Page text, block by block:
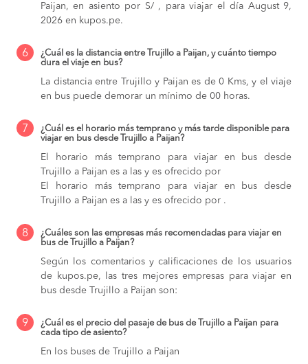
Paijan, en asiento por S/ , para viajar el día August 9,
2026 en kupos.pe.
6
¿Cuál es la distancia entre Trujillo a Paijan, y cuánto tiempo
dura el viaje en bus?
La distancia entre Trujillo y Paijan es de 0 Kms, y el viaje
en bus puede demorar un mínimo de 00 horas.
7
¿Cuál es el horario más temprano y más tarde disponible para
viajar en bus desde Trujillo a Paijan?
El horario más temprano para viajar en bus desde
Trujillo a Paijan es a las y es ofrecido por
El horario más temprano para viajar en bus desde
Trujillo a Paijan es a las y es ofrecido por .
8
¿Cuáles son las empresas más recomendadas para viajar en
bus de Trujillo a Paijan?
Según los comentarios y calificaciones de los usuarios
de kupos.pe, las tres mejores empresas para viajar en
bus desde Trujillo a Paijan son:
9
¿Cuál es el precio del pasaje de bus de Trujillo a Paijan para
cada tipo de asiento?
En los buses de Trujillo a Paijan